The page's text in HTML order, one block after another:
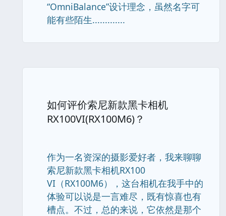
“OmniBalance”设计理念，虽然名字可
能有些陌生.............
如何评价索尼新款黑卡相机
RX100VI(RX100M6)？
作为一名资深的摄影爱好者，我来聊聊
索尼新款黑卡相机RX100
VI（RX100M6），这台相机在我手中的
体验可以说是一言难尽，既有惊喜也有
槽点。不过，总的来说，它依然是那个